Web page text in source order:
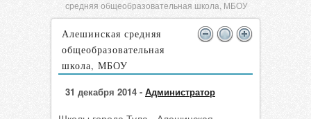
средняя общеобразовательная школа, МБОУ
Алешинская средняя
общеобразовательная
школа, МБОУ
31 декабря 2014 - Администратор